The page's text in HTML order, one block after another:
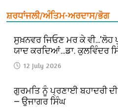
ਸ਼ਰਧਾਂਜਲੀ/ਅੰਤਿਮ-ਅਰਦਾਸ/ਭੋਗ
ਸੁਖ਼ਨਵਰ ਜਿਓਣ ਮਰ ਕੇ
ਯਾਦ ਕਰਦਿਆਂ…ਡਾ. ਕੁਲਵਿੰਦਰ
12 July 2026
ਗੁਰਮਤਿ ਨੂੰ ਪ੍ਰਣਾਈ ਬਹਾਦਰੀ
— ਉਜਾਗਰ ਸਿੰਘ